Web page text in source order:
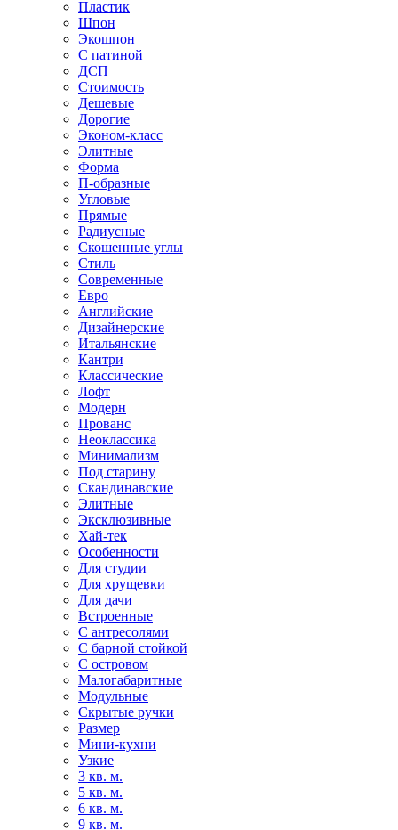
Пластик
Шпон
Экошпон
С патиной
ДСП
Стоимость
Дешевые
Дорогие
Эконом-класс
Элитные
Форма
П-образные
Угловые
Прямые
Радиусные
Скошенные углы
Стиль
Современные
Евро
Английские
Дизайнерские
Итальянские
Кантри
Классические
Лофт
Модерн
Прованс
Неоклассика
Минимализм
Под старину
Скандинавские
Элитные
Эксклюзивные
Хай-тек
Особенности
Для студии
Для хрущевки
Для дачи
Встроенные
С антресолями
С барной стойкой
С островом
Малогабаритные
Модульные
Скрытые ручки
Размер
Мини-кухни
Узкие
3 кв. м.
5 кв. м.
6 кв. м.
9 кв. м.